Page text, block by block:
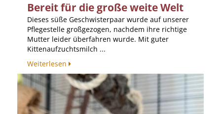
Bereit für die große weite Welt
Dieses süße Geschwisterpaar wurde auf unserer
Pflegestelle großgezogen, nachdem ihre richtige
Mutter leider überfahren wurde. Mit guter
Kittenaufzuchtsmilch ...
Weiterlesen